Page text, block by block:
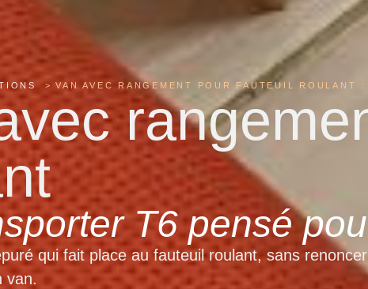
VAN AVEC RANGEMENT POUR FAUTEUIL ROULANT
T6 pensé
qui fait place au fauteuil roulant, sans
van.